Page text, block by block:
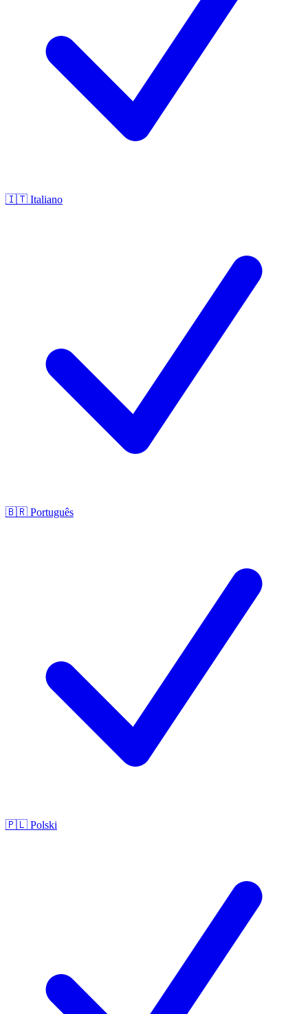
🇮🇹 Italiano
🇧🇷 Português
🇵🇱 Polski